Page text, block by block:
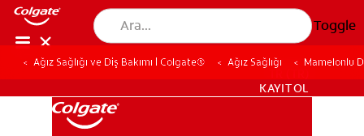
Toggle
KAYIT OL
Ağız Sağlığı ve Diş Bakımı | Colgate® Ağız Sağlığı Mamelonlu